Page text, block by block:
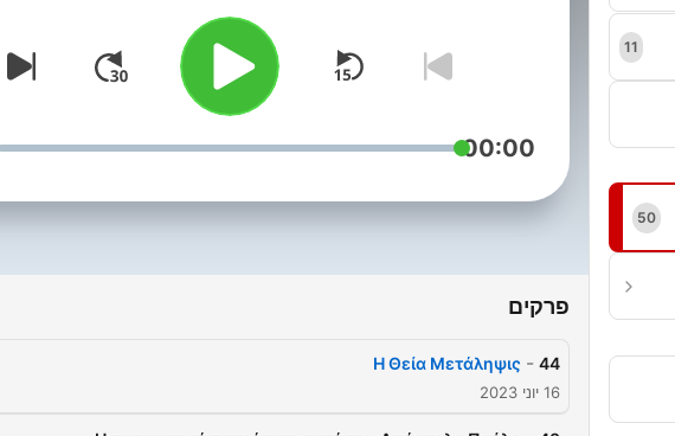
11
50
00:00
פרקים
44
-
Η Θεία Μετάληψις
16 יוני 2023